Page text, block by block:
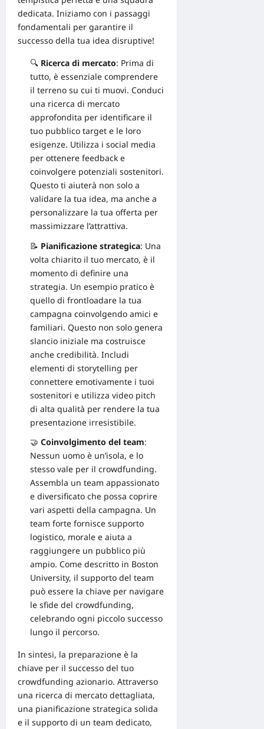
dedicata. Iniziamo con i passaggi
fondamentali per garantire il
successo della tua idea disruptive!
🔍 Ricerca di mercato: Prima di
tutto, è essenziale comprendere
il terreno su cui ti muovi. Conduci
una ricerca di mercato
approfondita per identificare il
tuo pubblico target e le loro
esigenze. Utilizza i social media
per ottenere feedback e
coinvolgere potenziali sostenitori.
Questo ti aiuterà non solo a
validare la tua idea, ma anche a
personalizzare la tua offerta per
massimizzare l’attrattiva.
📝 Pianificazione strategica: Una
volta chiarito il tuo mercato, è il
momento di definire una
strategia. Un esempio pratico è
quello di frontloadare la tua
campagna coinvolgendo amici e
familiari. Questo non solo genera
slancio iniziale ma costruisce
anche credibilità. Includi
elementi di storytelling per
connettere emotivamente i tuoi
sostenitori e utilizza video pitch
di alta qualità per rendere la tua
presentazione irresistibile.
🤝 Coinvolgimento del team:
Nessun uomo è un’isola, e lo
stesso vale per il crowdfunding.
Assembla un team appassionato
e diversificato che possa coprire
vari aspetti della campagna. Un
team forte fornisce supporto
logistico, morale e aiuta a
raggiungere un pubblico più
ampio. Come descritto in Boston
University, il supporto del team
può essere la chiave per navigare
le sfide del crowdfunding,
celebrando ogni piccolo successo
lungo il percorso.
In sintesi, la preparazione è la
chiave per il successo del tuo
crowdfunding azionario. Attraverso
una ricerca di mercato dettagliata,
una pianificazione strategica solida
e il supporto di un team dedicato,